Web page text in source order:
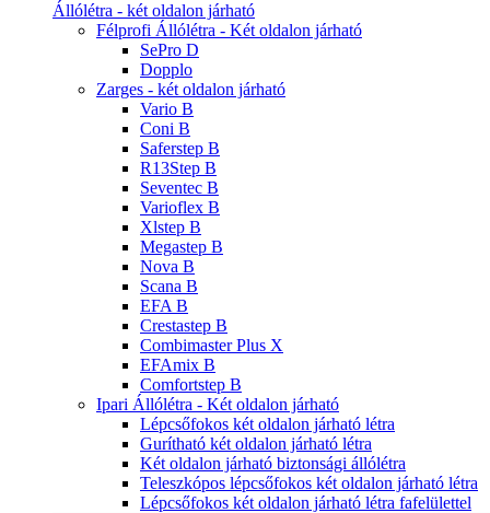
Állólétra - két oldalon járható
Félprofi Állólétra - Két oldalon járható
SePro D
Dopplo
Zarges - két oldalon járható
Vario B
Coni B
Saferstep B
R13Step B
Seventec B
Varioflex B
Xlstep B
Megastep B
Nova B
Scana B
EFA B
Crestastep B
Combimaster Plus X
EFAmix B
Comfortstep B
Ipari Állólétra - Két oldalon járható
Lépcsőfokos két oldalon járható létra
Gurítható két oldalon járható létra
Két oldalon járható biztonsági állólétra
Teleszkópos lépcsőfokos két oldalon járható létra
Lépcsőfokos két oldalon járható létra fafelülettel